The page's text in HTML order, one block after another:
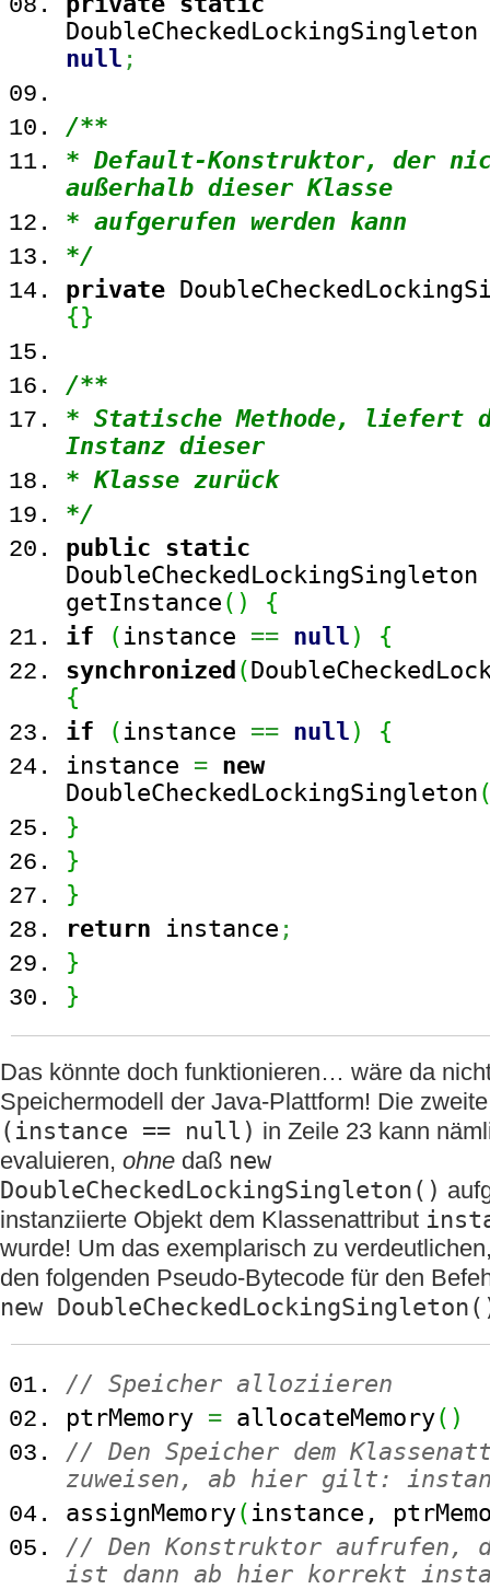
null ;
/**
* Default-Konstruktor, der
außerhalb dieser Klasse
* aufgerufen werden kann
*/
private
{}
/**
* Statische Methode, liefert
Instanz dieser
* Klasse zurück
*/
public static
DoubleCheckedLockingSingleton
getInstance( )
{
if
(instance == null)
{
synchronized(
{
if
(instance == null)
{
instance = new
DoubleCheckedLockingSingleton
}
}
}
return instance ;
}
}
Das könnte doch funktionieren… wäre da
Speichermodell der Java-Plattform! Die
(instance == null) in Zeile 23 kann
evaluieren, ohne daß new
DoubleCheckedLockingSingleton()
instanziierte Objekt dem Klassenattribut
wurde! Um das exemplarisch zu
den folgenden Pseudo-Bytecode für den
new
// Speicher alloziieren
ptrMemory = allocateMemory( )
// Den Speicher dem
zuweisen, ab hier gilt:
assignMemory(instance,
// Den Konstruktor aufrufen,
ist dann ab hier korrekt